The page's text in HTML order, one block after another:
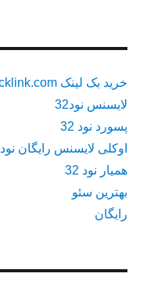
خرید بک لینک behtarinbacklink.com
لایسنس نود32
پسورد نود 32
اوکلی لایسنس رایگان نود 32
همیار نود 32
بهترین سئو
رایگان